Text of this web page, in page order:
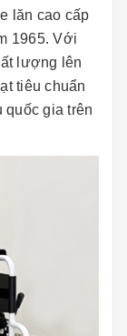
lăn cao cấp
1965. Với
lượng lên
tiêu chuẩn
quốc gia trên